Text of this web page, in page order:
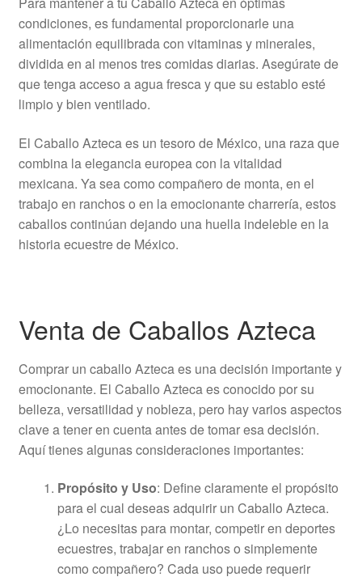
condiciones, es fundamental proporcionarle una
alimentación equilibrada con vitaminas y minerales,
dividida en al menos tres comidas diarias. Asegúrate de
que tenga acceso a agua fresca y que su establo esté
limpio y bien ventilado.
El Caballo Azteca es un tesoro de México, una raza que
combina la elegancia europea con la vitalidad
mexicana. Ya sea como compañero de monta, en el
trabajo en ranchos o en la emocionante charrería, estos
caballos continúan dejando una huella indeleble en la
historia ecuestre de México.
Venta de Caballos Azteca
Comprar un caballo Azteca es una decisión importante y
emocionante. El Caballo Azteca es conocido por su
belleza, versatilidad y nobleza, pero hay varios aspectos
clave a tener en cuenta antes de tomar esa decisión.
Aquí tienes algunas consideraciones importantes:
Propósito y Uso: Define claramente el propósito
para el cual deseas adquirir un Caballo Azteca.
¿Lo necesitas para montar, competir en deportes
ecuestres, trabajar en ranchos o simplemente
como compañero? Cada uso puede requerir